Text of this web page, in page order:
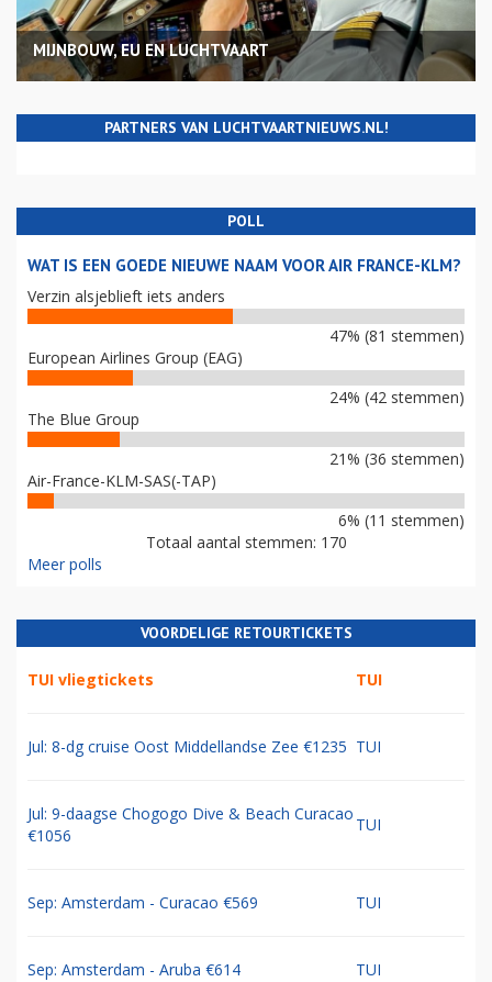
MIJNBOUW, EU EN LUCHTVAART
PARTNERS VAN LUCHTVAARTNIEUWS.NL!
POLL
WAT IS EEN GOEDE NIEUWE NAAM VOOR AIR FRANCE-KLM?
Verzin alsjeblieft iets anders
47% (81 stemmen)
European Airlines Group (EAG)
24% (42 stemmen)
The Blue Group
21% (36 stemmen)
Air-France-KLM-SAS(-TAP)
6% (11 stemmen)
Totaal aantal stemmen: 170
Meer polls
VOORDELIGE RETOURTICKETS
TUI vliegtickets TUI
Jul: 8-dg cruise Oost Middellandse Zee €1235 TUI
Jul: 9-daagse Chogogo Dive & Beach Curacao
€1056
TUI
Sep: Amsterdam - Curacao €569 TUI
Sep: Amsterdam - Aruba €614 TUI